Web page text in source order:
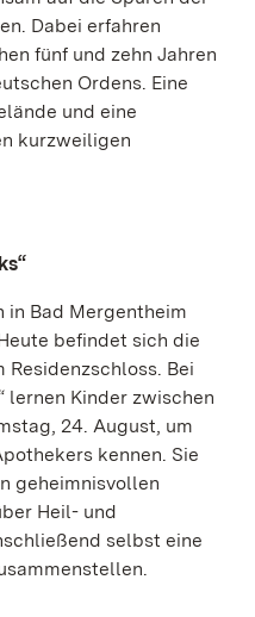
Dabei erfahren
fünf und zehn Jahren
Ordens. Eine
und eine
kurzweiligen
in Bad Mergentheim
befindet sich die
Bei
lernen Kinder zwischen
24. August, um
kennen. Sie
geheimnisvollen
Heil- und
selbst eine